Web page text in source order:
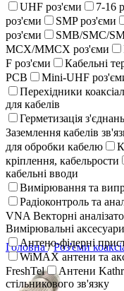
UHF роз'єми
7-16
роз'єми
SMP роз'єми
роз'єми
SMB/SMC/
MCX/MMCX роз'єми
F роз'єми
Кабельні
PCB
Mini-UHF
Перехідники
для кабелів
Герметизація
Заземлення кабелів
для обробки кабелю
кріплення, кабельрости
кабельні вводи
Вимірювання та
Радіоконтроль та
VNA Векторні
Вимірювальні аксесуари
Антено-фідерні
WiMAX антени та
FreshTel
Антени
стільникового зв'язку
Головна/ Роз'єми